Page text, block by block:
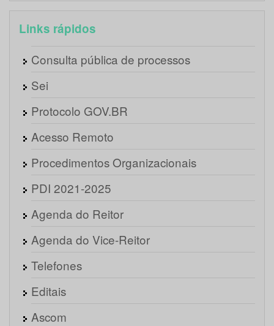
Links rápidos
Consulta pública de processos
Sei
Protocolo GOV.BR
Acesso Remoto
Procedimentos Organizacionais
PDI 2021-2025
Agenda do Reitor
Agenda do Vice-Reitor
Telefones
Editais
Ascom